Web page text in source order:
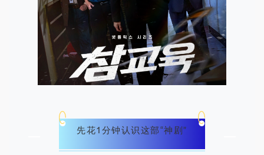
先花1 分钟认识这部“神剧”